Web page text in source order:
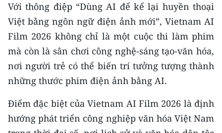
Bắc Trung Bộ
Duyên hải Nam Trung Bộ và Tây
Đông Nam Bộ
Đồng bằng sông Cửu Long
Chuyên trang Hà Nội
Với thông điệp “Dùng AI để kể lại huyền thoại
Việt bằng ngôn ngữ điện ảnh mới”, Vietnam AI
Film 2026 không chỉ là một cuộc thi làm phim
mà còn là sân chơi công nghệ-sáng tạo-văn hóa,
nơi người trẻ có thể biến trí tưởng tượng thành
những thước phim điện ảnh bằng AI.
Điểm đặc biệt của Vietnam AI Film 2026 là định
hướng phát triển công nghiệp văn hóa Việt Nam